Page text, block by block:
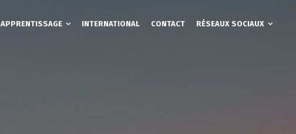
APPRENTISSAGE INTERNATIONAL CONTACT RÉSEAUX SOCIAUX